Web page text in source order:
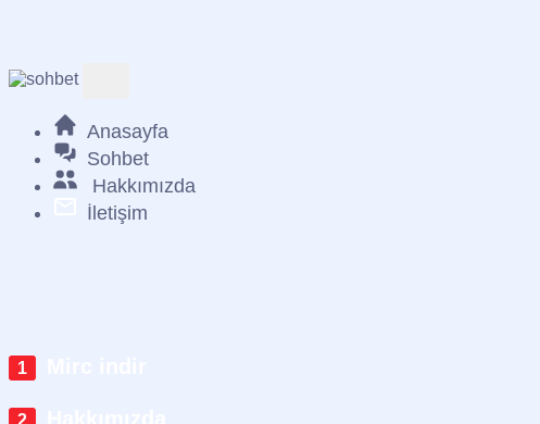
Anasayfa
Sohbet
Hakkımızda
İletişim